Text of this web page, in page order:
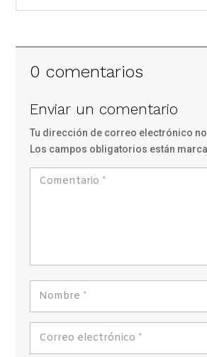
0 comentarios
Enviar un comentario
Tu dirección de correo electrónico
Los campos obligatorios están